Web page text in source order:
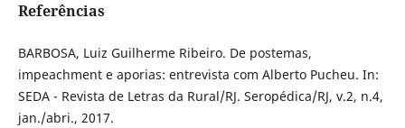
Referências
BARBOSA, Luiz Guilherme Ribeiro. De postemas,
impeachment e aporias: entrevista com Alberto Pucheu. In:
SEDA - Revista de Letras da Rural/RJ. Seropédica/RJ, v.2, n.4,
jan./abri., 2017.